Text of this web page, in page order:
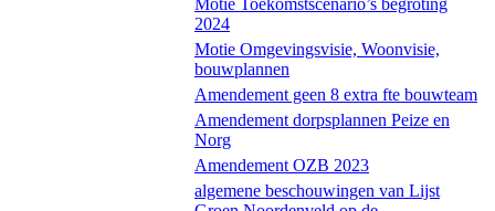
2024
Motie Omgevingsvisie, Woonvisie,
bouwplannen
Amendement geen 8 extra fte bouwteam
Amendement dorpsplannen Peize en
Norg
Amendement OZB 2023
algemene beschouwingen van Lijst